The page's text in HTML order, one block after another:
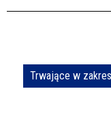
Szukana fraza
Trwające w